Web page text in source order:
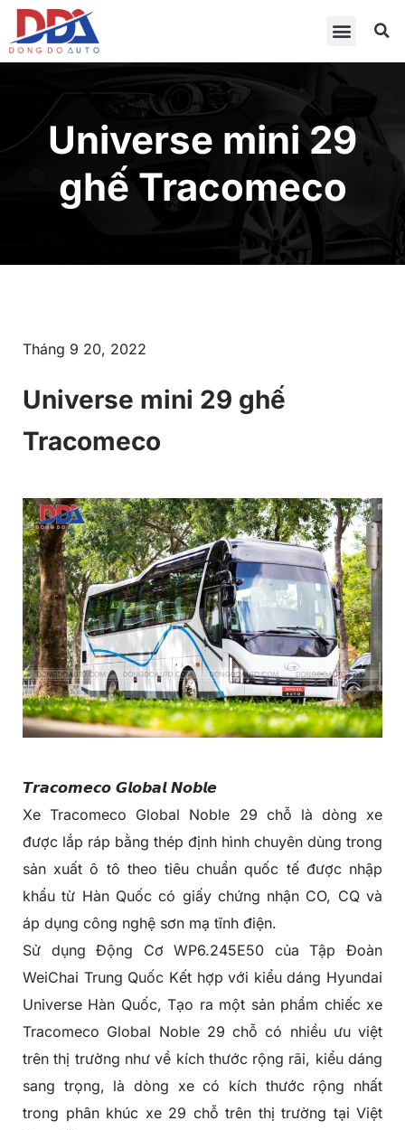
Universe mini 29
ghế Tracomeco
Tháng 9 20, 2022
Universe mini 29 ghế
Tracomeco
𝙏𝙧𝙖𝙘𝙤𝙢𝙚𝙘𝙤 𝙂𝙡𝙤𝙗𝙖𝙡 𝙉𝙤𝙗𝙡𝙚
Xe Tracomeco Global Noble 29 chỗ là dòng xe
được lắp ráp bằng thép định hình chuyên dùng trong
sản xuất ô tô theo tiêu chuẩn quốc tế được nhập
khẩu từ Hàn Quốc có giấy chứng nhận CO, CQ và
áp dụng công nghệ sơn mạ tĩnh điện.
Sử dụng Động Cơ WP6.245E50 của Tập Đoàn
WeiChai Trung Quốc Kết hợp với kiểu dáng Hyundai
Universe Hàn Quốc, Tạo ra một sản phẩm chiếc xe
Tracomeco Global Noble 29 chỗ có nhiều ưu việt
trên thị trường như về kích thước rộng rãi, kiểu dáng
sang trọng, là dòng xe có kích thước rộng nhất
trong phân khúc xe 29 chỗ trên thị trường tại Việt